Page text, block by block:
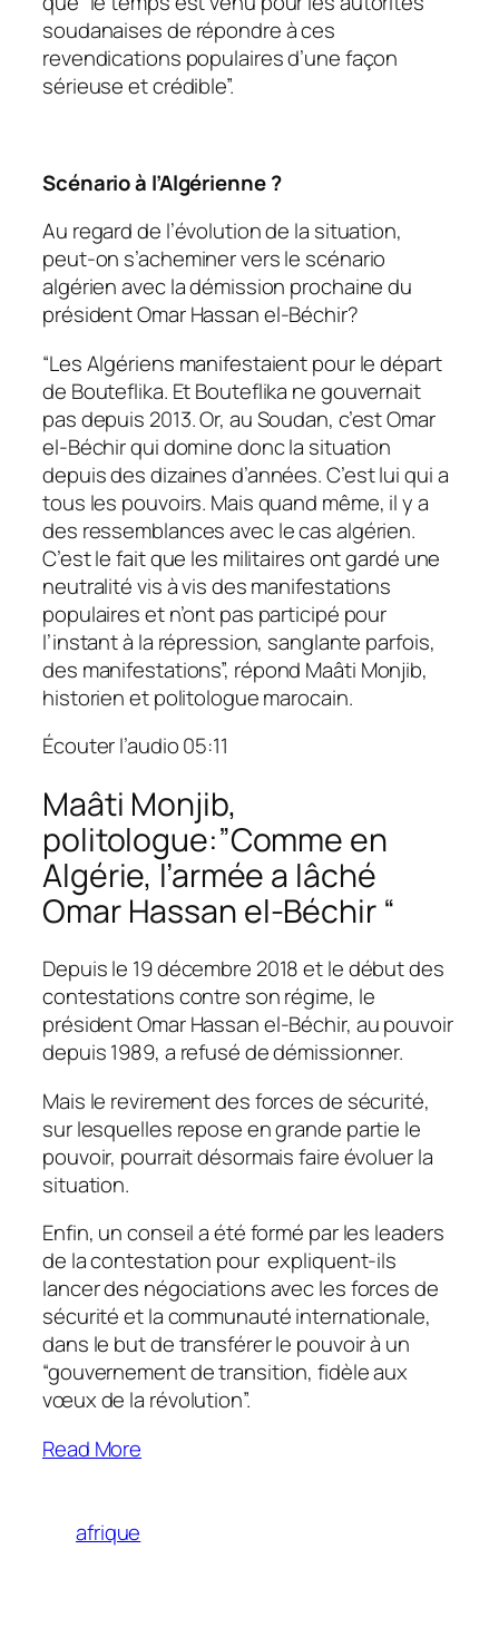
soudanaises de répondre à ces
revendications populaires d’une façon
sérieuse et crédible”.
Scénario à l’Algérienne ?
Au regard de l’évolution de la situation,
peut-on s’acheminer vers le scénario
algérien avec la démission prochaine du
président Omar Hassan el-Béchir?
“Les Algériens manifestaient pour le départ
de Bouteflika. Et Bouteflika ne gouvernait
pas depuis 2013. Or, au Soudan, c’est Omar
el-Béchir qui domine donc la situation
depuis des dizaines d’années. C’est lui qui a
tous les pouvoirs. Mais quand même, il y a
des ressemblances avec le cas algérien.
C’est le fait que les militaires ont gardé une
neutralité vis à vis des manifestations
populaires et n’ont pas participé pour
l’instant à la répression, sanglante parfois,
des manifestations”, répond Maâti Monjib,
historien et politologue marocain.
Écouter l’audio05:11
Maâti Monjib,
politologue:”Comme en
Algérie, l’armée a lâché
Omar Hassan el-Béchir “
Depuis le 19 décembre 2018 et le début des
contestations contre son régime, le
président Omar Hassan el-Béchir, au pouvoir
depuis 1989, a refusé de démissionner.
Mais le revirement des forces de sécurité,
sur lesquelles repose en grande partie le
pouvoir, pourrait désormais faire évoluer la
situation.
Enfin, un conseil a été formé par les leaders
de la contestation pour expliquent-ils
lancer des négociations avec les forces de
sécurité et la communauté internationale,
dans le but de transférer le pouvoir à un
“gouvernement de transition, fidèle aux
vœux de la révolution”.
Read More
afrique